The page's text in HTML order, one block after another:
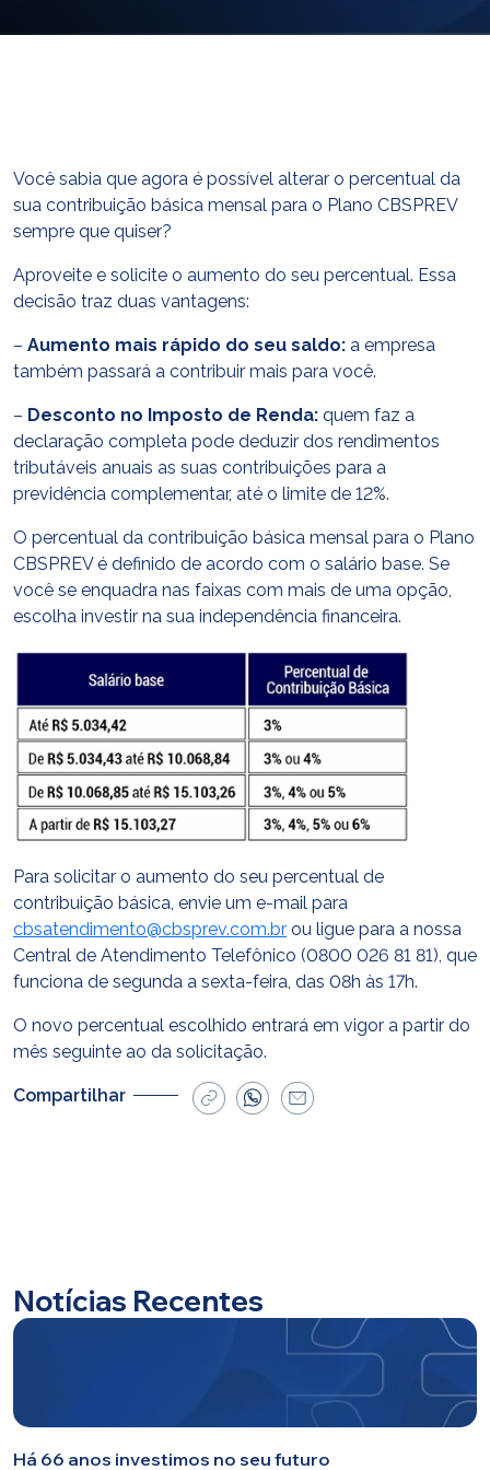
Você sabia que agora é possível alterar o percentual da
sua contribuição básica mensal para o Plano CBSPREV
sempre que quiser?
Aproveite e solicite o aumento do seu percentual. Essa
decisão traz duas vantagens:
– Aumento mais rápido do seu saldo: a empresa
também passará a contribuir mais para você.
– Desconto no Imposto de Renda: quem faz a
declaração completa pode deduzir dos rendimentos
tributáveis anuais as suas contribuições para a
previdência complementar, até o limite de 12%.
O percentual da contribuição básica mensal para o Plano
CBSPREV é definido de acordo com o salário base. Se
você se enquadra nas faixas com mais de uma opção,
escolha investir na sua independência financeira.
Para solicitar o aumento do seu percentual de
contribuição básica, envie um e-mail para
cbsatendimento@cbsprev.com.br ou ligue para a nossa
Central de Atendimento Telefônico (0800 026 81 81), que
funciona de segunda a sexta-feira, das 08h às 17h.
O novo percentual escolhido entrará em vigor a partir do
mês seguinte ao da solicitação.
Compartilhar
Notícias Recentes
Há 66 anos investimos no seu futuro